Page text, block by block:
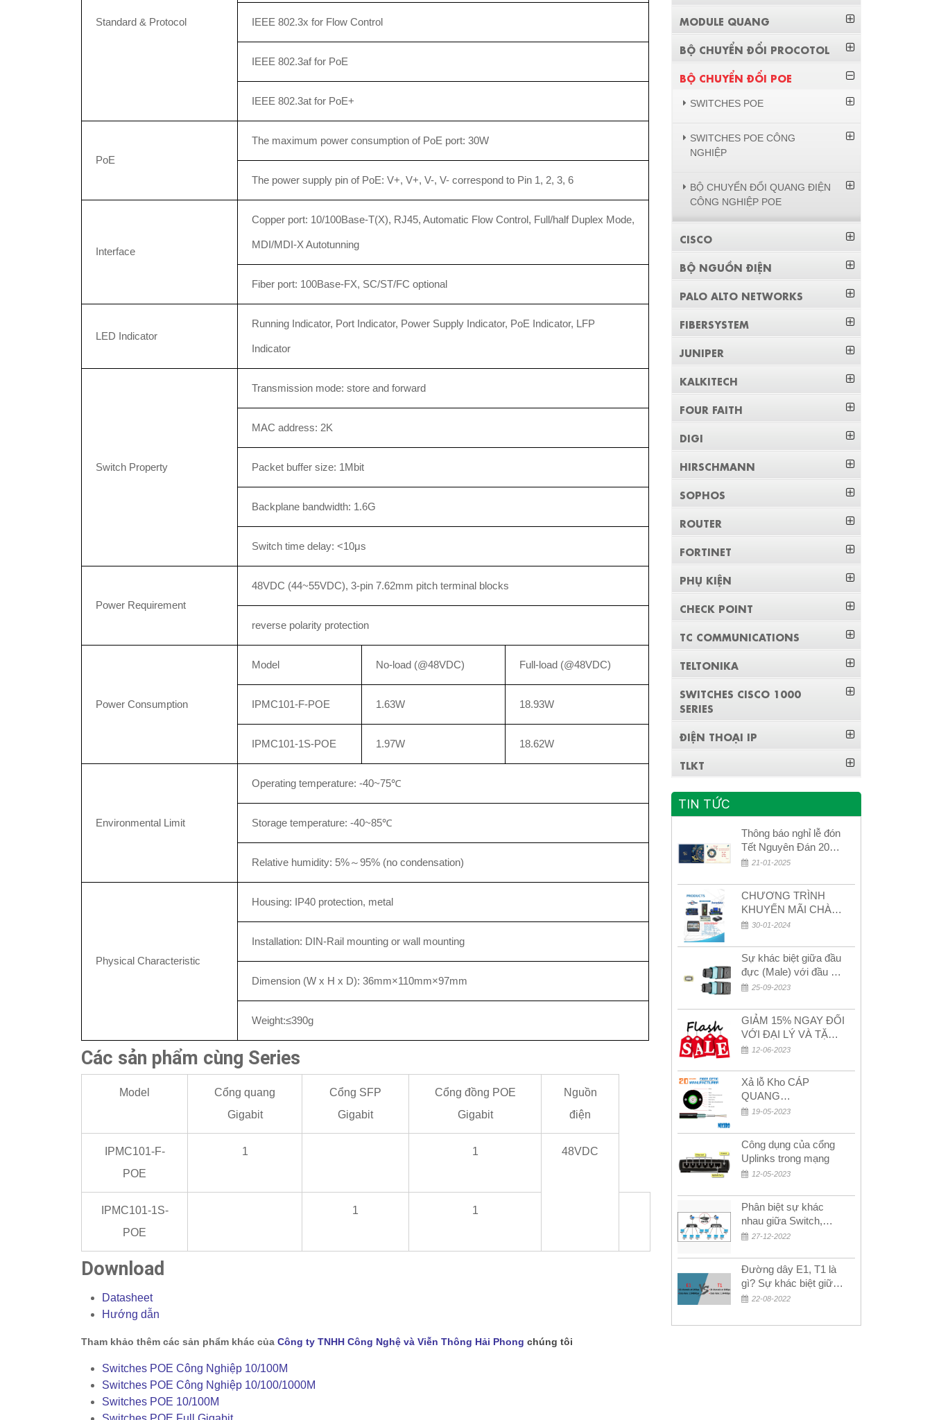
Standard & Protocol IEEE 802.3x for Flow Control
IEEE 802.3af for PoE
IEEE 802.3at for PoE+
PoE
The maximum power consumption of PoE port: 30W
The power supply pin of PoE: V+, V+, V-, V- correspond to Pin 1, 2, 3, 6
Interface
Copper port: 10/100Base-T(X), RJ45, Automatic Flow Control, Full/half Duplex Mode,
MDI/MDI-X Autotunning
Fiber port: 100Base-FX, SC/ST/FC optional
LED Indicator
Running Indicator, Port Indicator, Power Supply Indicator, PoE Indicator, LFP
Indicator
Switch Property
Transmission mode: store and forward
MAC address: 2K
Packet buffer size: 1Mbit
Backplane bandwidth: 1.6G
Switch time delay: <10μs
Power Requirement
48VDC (44~55VDC), 3-pin 7.62mm pitch terminal blocks
reverse polarity protection
Power Consumption
Model No-load (@48VDC) Full-load (@48VDC)
IPMC101-F-POE 1.63W 18.93W
IPMC101-1S-POE 1.97W 18.62W
Environmental Limit
Operating temperature: -40~75℃
Storage temperature: -40~85℃
Relative humidity: 5%～95% (no condensation)
Physical Characteristic
Housing: IP40 protection, metal
Installation: DIN-Rail mounting or wall mounting
Dimension (W x H x D): 36mm×110mm×97mm
Weight:≤390g
Các sản phẩm cùng Series
Model
Cổng quang
Gigabit
Cổng SFP
Gigabit
Cổng đồng POE
Gigabit
Nguồn
điện
IPMC101-F-
POE
1 1 48VDC
IPMC101-1S-
POE
1 1
Download
Datasheet
Hướng dẫn
Tham khảo thêm các sản phẩm khác của Công ty TNHH Công Nghệ và Viễn Thông Hải Phong chúng tôi
Switches POE Công Nghiệp 10/100M
Switches POE Công Nghiệp 10/100/1000M
Switches POE 10/100M
MODULE QUANG
BỘ CHUYỂN ĐỔI PROCOTOL
BỘ CHUYỂN ĐỔI POE
SWITCHES POE
SWITCHES POE CÔNG
NGHIỆP
BỘ CHUYỂN ĐỔI QUANG ĐIỆN
CÔNG NGHIỆP POE
CISCO
BỘ NGUỒN ĐIỆN
PALO ALTO NETWORKS
FIBERSYSTEM
JUNIPER
KALKITECH
FOUR FAITH
DIGI
HIRSCHMANN
SOPHOS
ROUTER
FORTINET
PHỤ KIỆN
CHECK POINT
TC COMMUNICATIONS
TELTONIKA
SWITCHES CISCO 1000
SERIES
ĐIỆN THOẠI IP
TLKT
TIN TỨC
Thông báo nghỉ lễ đón
Tết Nguyên Đán 2026
– Xuân Bính Ngọ!
21-01-2025
CHƯƠNG TRÌNH
KHUYẾN MÃI CHÀO
MỪNG NĂM MỚI
30-01-2024
Sự khác biệt giữa đầu
đực (Male) với đầu cái
(Female) trong bộ đầu
25-09-2023
GIẢM 15% NGAY ĐỐI
VỚI ĐẠI LÝ VÀ TẶNG
QUÀ KHÁCH HÀNG
12-06-2023
Xả lỗ Kho CÁP
QUANG
MULTIMODE CÁP
MULTIMODE 4-8-12-
24Fo SỢI OM1-OM2-
OM3 Siêu Rẻ 5k
19-05-2023
Công dụng của cổng
Uplinks trong mạng
12-05-2023
Phân biệt sự khác
nhau giữa Switch,
Router và Hub
27-12-2022
Đường dây E1, T1 là
gì? Sự khác biệt giữa
E1 và T1
22-08-2022